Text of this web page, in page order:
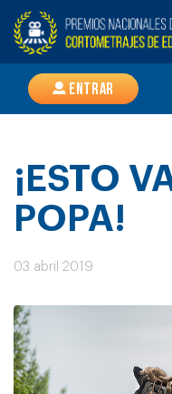
Entrar
¡ESTO
POPA!
03 abril 2019